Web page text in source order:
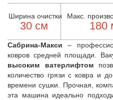
Ширина очистки
30 см
Макс.
180
Сабрина-Макси –
ковров средней площади.
высоким ватерлифтом
количество грязи с ковра и
времени сушки. Прочная,
эта машина идеально